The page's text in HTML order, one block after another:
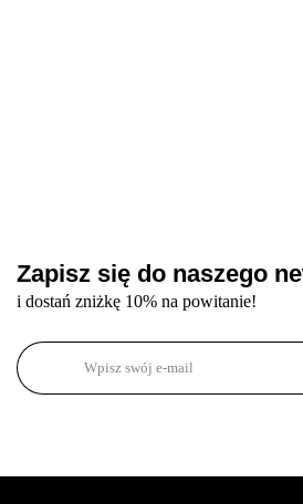
Zapisz się do naszego
i dostań zniżkę 10% na powitanie!